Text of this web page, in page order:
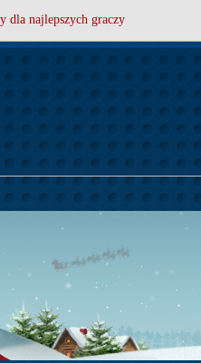
dla najlepszych graczy